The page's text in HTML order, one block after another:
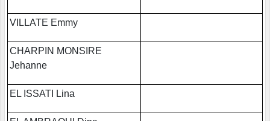
VILLATE Emmy
CHARPIN MONSIRE
Jehanne
EL ISSATI Lina